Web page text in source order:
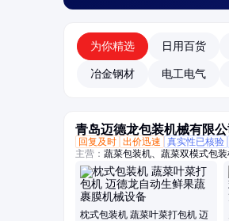
为你精选 日用百货
冶金钢材 电工电气
青岛迈德龙包装机械有限公
回复及时 出价迅速 真实性已核验
主营： 蔬菜包装机、蔬菜双模式包
包装机、保鲜包装机、蔬菜高速包
枕式包装机 蔬菜叶菜打包机 迈